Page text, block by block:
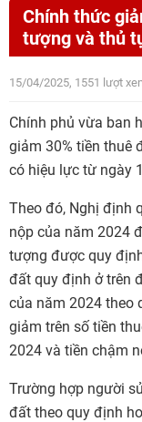
Chính thức
tượng và thủ
15/04/2025, 1551 lượt
Chính phủ vừa ban
giảm 30% tiền thuê
có hiệu lực từ ngày
Theo đó, Nghị định
nộp của năm 2024
tượng được quy
đất quy định ở trên
của năm 2024 theo
giảm trên số tiền
2024 và tiền chậm
Trường hợp người
đất theo quy định